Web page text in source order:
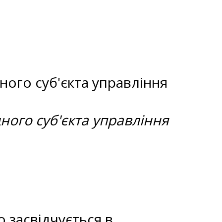
суб'єкта управління
суб'єкта управління